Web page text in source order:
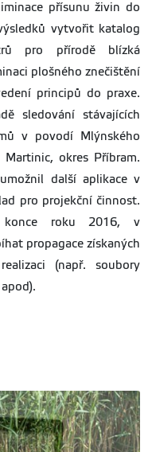
přísunu živin do
vytvořit katalog
pro přírodě blízká
plošného znečištění
principů do praxe.
sledování stávajících
v povodí Mlýnského
okres Příbram.
další aplikace v
pro projekční činnost.
konce roku 2016, v
propagace získaných
(např. soubory